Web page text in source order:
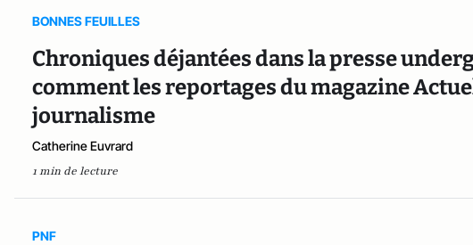
BONNES FEUILLES
Chroniques déjantées dans la presse
comment les reportages du magazine
journalisme
Catherine Euvrard
1 min de lecture
PNF